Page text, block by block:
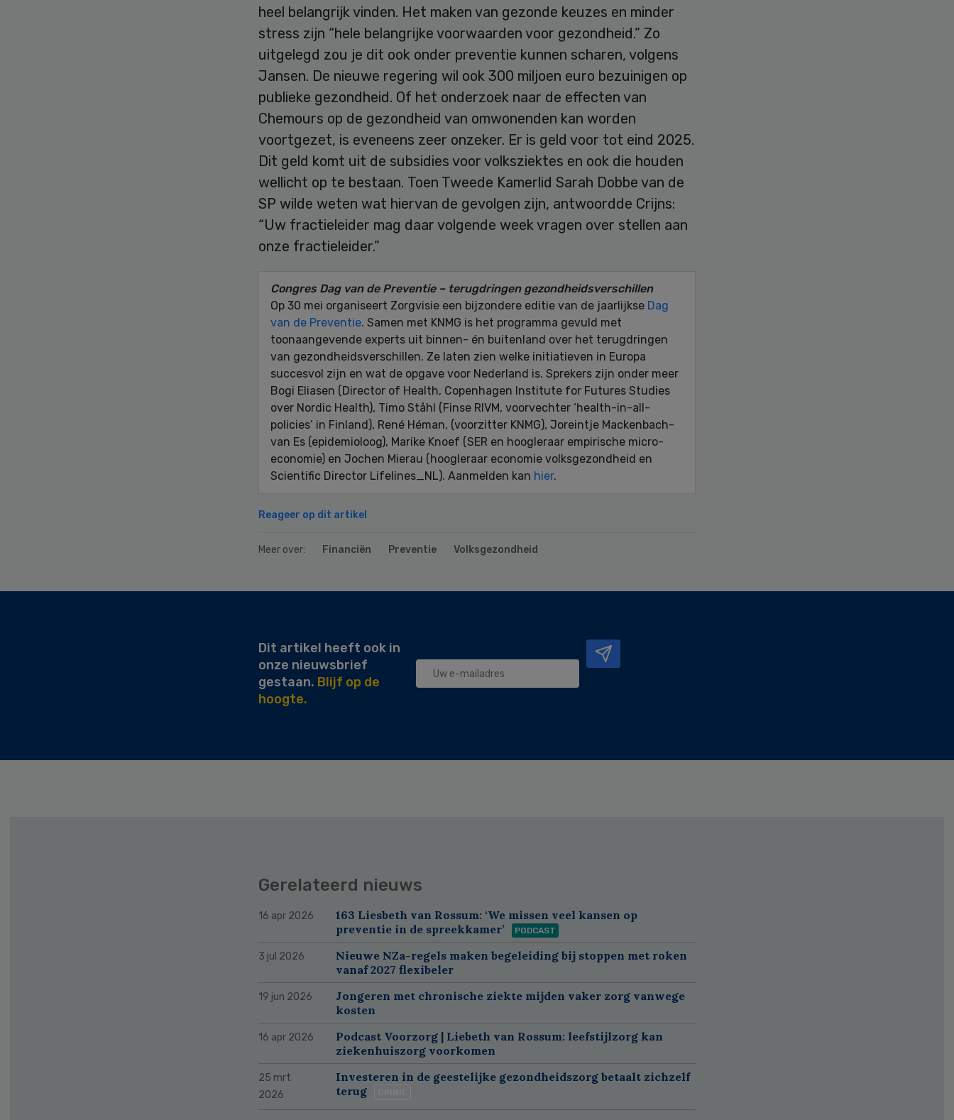
heel belangrijk vinden. Het maken van gezonde keuzes en minder
stress zijn “hele belangrijke voorwaarden voor gezondheid.” Zo
uitgelegd zou je dit ook onder preventie kunnen scharen, volgens
Jansen. De nieuwe regering wil ook 300 miljoen euro bezuinigen op
publieke gezondheid. Of het onderzoek naar de effecten van
Chemours op de gezondheid van omwonenden kan worden
voortgezet, is eveneens zeer onzeker. Er is geld voor tot eind 2025.
Dit geld komt uit de subsidies voor volksziektes en ook die houden
wellicht op te bestaan. Toen Tweede Kamerlid Sarah Dobbe van de
SP wilde weten wat hiervan de gevolgen zijn, antwoordde Crijns:
“Uw fractieleider mag daar volgende week vragen over stellen aan
onze fractieleider.”
Congres Dag van de Preventie – terugdringen gezondheidsverschillen
Op 30 mei organiseert Zorgvisie een bijzondere editie van de jaarlijkse Dag
van de Preventie. Samen met KNMG is het programma gevuld met
toonaangevende experts uit binnen- én buitenland over het terugdringen
van gezondheidsverschillen. Ze laten zien welke initiatieven in Europa
succesvol zijn en wat de opgave voor Nederland is. Sprekers zijn onder meer
Bogi Eliasen (Director of Health, Copenhagen Institute for Futures Studies
over Nordic Health), Timo Ståhl (Finse RIVM, voorvechter ‘health-in-all-
policies’ in Finland), René Héman, (voorzitter KNMG), Joreintje Mackenbach-
van Es (epidemioloog), Marike Knoef (SER en hoogleraar empirische micro-
economie) en Jochen Mierau (hoogleraar economie volksgezondheid en
Scientific Director Lifelines_NL). Aanmelden kan hier.
Reageer op dit artikel
Meer over: Financiën Preventie Volksgezondheid
Dit artikel heeft ook in
onze nieuwsbrief
gestaan. Blijf op de
hoogte.
Gerelateerd nieuws
16 apr 2026
163 Liesbeth van Rossum: ‘We missen veel kansen op
preventie in de spreekkamer’
PODCAST
3 jul 2026
Nieuwe NZa-regels maken begeleiding bij stoppen met roken
vanaf 2027 flexibeler
19 jun 2026
Jongeren met chronische ziekte mijden vaker zorg vanwege
kosten
16 apr 2026
Podcast Voorzorg | Liebeth van Rossum: leefstijlzorg kan
ziekenhuiszorg voorkomen
25 mrt
2026
Investeren in de geestelijke gezondheidszorg betaalt zichzelf
terug